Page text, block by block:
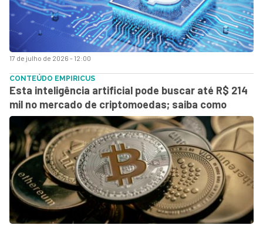
17 de julho de 2026 - 12:00
CONTEÚDO EMPIRICUS
Esta inteligência artificial pode buscar até R$ 214
mil no mercado de criptomoedas; saiba como